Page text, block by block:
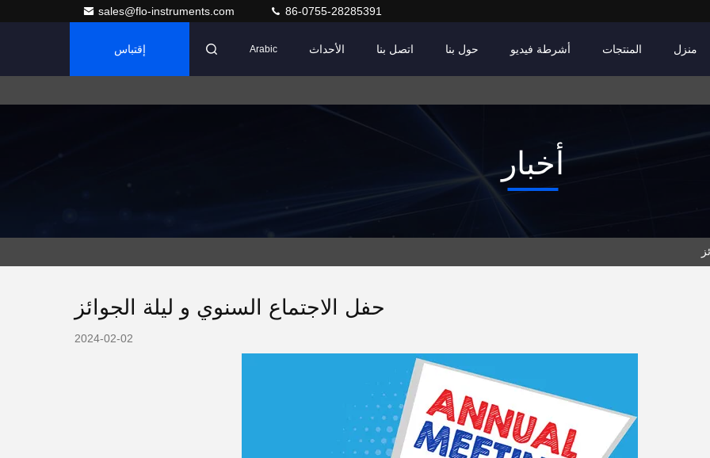
sales@flo-instruments.com 86-0755-28285391
منزل المنتجات أشرطة فيديو حول بنا اتصل بنا الأحداث Arabic إقتباس
أخبار
حفل الاجتماع السنوي و ليلة الجوائز
2024-02-02